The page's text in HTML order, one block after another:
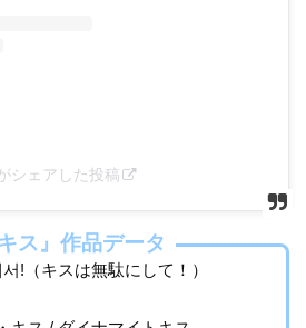
シェアした投稿
ス』作品データ
!（キスは無駄にして！）